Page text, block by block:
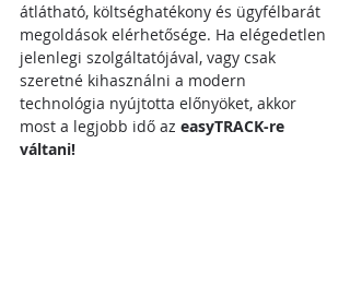
átlátható, költséghatékony és ügyfélbarát
megoldások elérhetősége. Ha elégedetlen
jelenlegi szolgáltatójával, vagy csak
szeretné kihasználni a modern
technológia nyújtotta előnyöket, akkor
most a legjobb idő az easyTRACK-re
váltani!